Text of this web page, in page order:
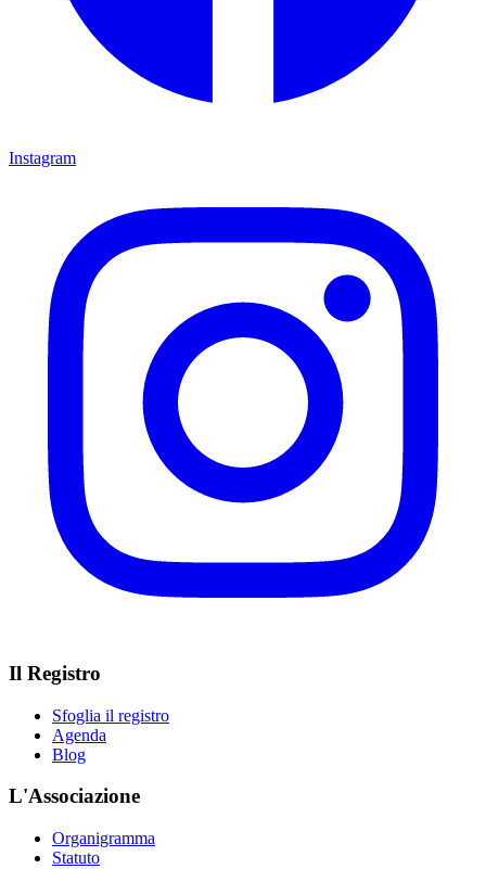
Instagram
Il Registro
Sfoglia il registro
Agenda
Blog
L'Associazione
Organigramma
Statuto